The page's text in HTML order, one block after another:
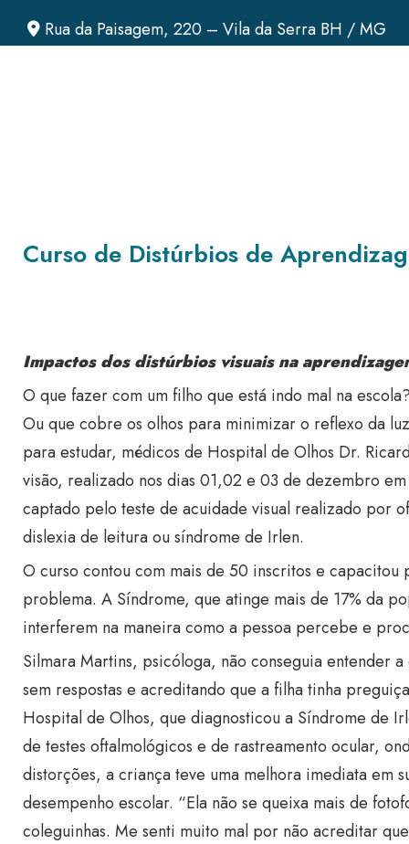
Rua da Paisagem, 220 – Vila da Serra BH / MG
Curso de Distúrbios de
Impactos dos distúrbios visuais na
O que fazer com um filho que está indo mal na
Ou que cobre os olhos para minimizar o reflexo da
para estudar, médicos de Hospital de Olhos Dr.
visão, realizado nos dias 01,02 e 03 de dezembro
captado pelo teste de acuidade visual realizado por
dislexia de leitura ou síndrome de Irlen.
O curso contou com mais de 50 inscritos e
problema. A Síndrome, que atinge mais de 17% da
interferem na maneira como a pessoa percebe e
Silmara Martins, psicóloga, não conseguia entender
sem respostas e acreditando que a filha tinha
Hospital de Olhos, que diagnosticou a Síndrome de
de testes oftalmológicos e de rastreamento ocular,
distorções, a criança teve uma melhora imediata em
desempenho escolar. “Ela não se queixa mais de
coleguinhas. Me senti muito mal por não acreditar